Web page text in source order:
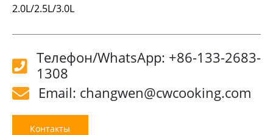
2.0L/2.5L/3.0L
Телефон/WhatsApp: +86-133-2683-
1308
Email: changwen@cwcooking.com
Контакты